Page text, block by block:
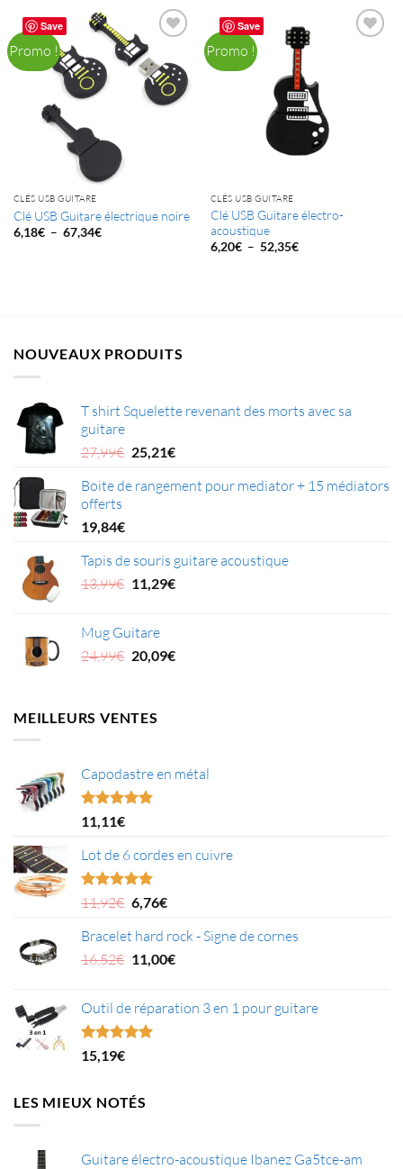
à
61,33€
Save
Promo !
CLÉS USB GUITARE
Clé USB Guitare électrique noire
6,18€ – 67,34€Plage
Save
Promo !
CLÉS USB GUITARE
Clé USB Guitare électro-
acoustique
6,20€ – 52,35€Plage
NOUVEAUX PRODUITS
T shirt Squelette revenant des morts avec sa
guitare
27,99€ Le
initial
25,21€Le
actuel
Boite de rangement pour mediator + 15 médiators
offerts
19,84€
Tapis de souris guitare acoustique
13,99€ Le
était :
13,99€.
11,29€Le
11,29€.
Mug Guitare
24,99€ Le
était :
24,99€.
20,09€Le
MEILLEURS VENTES
Capodastre en métal
Note4.95
sur 5
11,11€
Lot de 6 cordes en cuivre
Note5.00
sur 5
11,92€ Le
initial
était :
6,76€Le
actuel
est :
Bracelet hard rock - Signe de cornes
16,52€ Le
était :
16,52€.
11,00€Le
est :
Outil de réparation 3 en 1 pour guitare
Note5.00
sur 5
15,19€
LES MIEUX NOTÉS
Guitare électro-acoustique Ibanez Ga5tce-am